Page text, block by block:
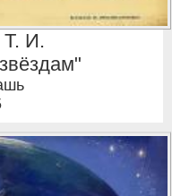
И.